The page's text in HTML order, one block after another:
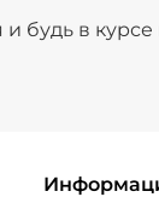
будь в курсе